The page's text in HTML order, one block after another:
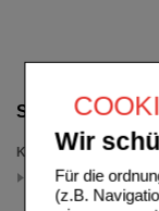
Wir
Für die
(z.B.
Suche verfeinern
Kategorien
Säfte
(auswahl entfernen)